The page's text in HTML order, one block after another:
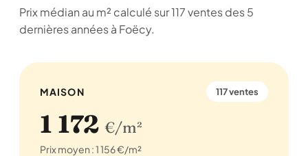
Prix médian au m² calculé sur 117 ventes des 5
dernières années à Foëcy.
MAISON 117 ventes
1 172 €/m²
Prix moyen : 1 156 €/m²